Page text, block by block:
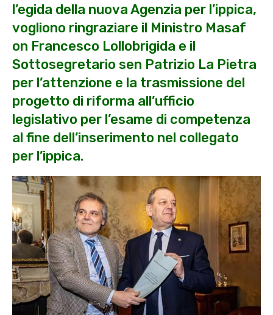
l’egida della nuova Agenzia per l’ippica,
vogliono ringraziare il Ministro Masaf
on Francesco Lollobrigida e il
Sottosegretario sen Patrizio La Pietra
per l’attenzione e la trasmissione del
progetto di riforma all’ufficio
legislativo per l’esame di competenza
al fine dell’inserimento nel collegato
per l’ippica.